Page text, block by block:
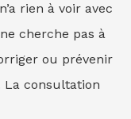
rien à voir avec
cherche pas à
ou prévenir
La consultation